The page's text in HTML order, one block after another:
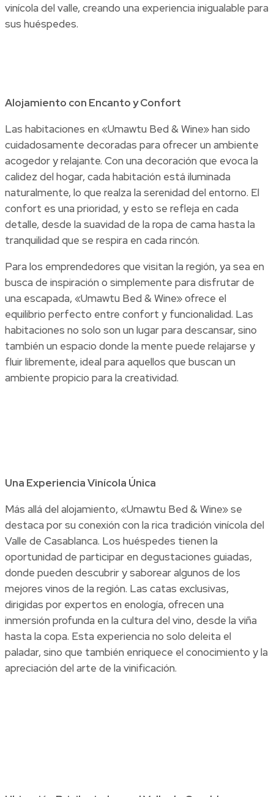
vinícola del valle, creando una experiencia inigualable para
sus huéspedes.
Alojamiento con Encanto y Confort
Las habitaciones en «Umawtu Bed & Wine» han sido
cuidadosamente decoradas para ofrecer un ambiente
acogedor y relajante. Con una decoración que evoca la
calidez del hogar, cada habitación está iluminada
naturalmente, lo que realza la serenidad del entorno. El
confort es una prioridad, y esto se refleja en cada
detalle, desde la suavidad de la ropa de cama hasta la
tranquilidad que se respira en cada rincón.
Para los emprendedores que visitan la región, ya sea en
busca de inspiración o simplemente para disfrutar de
una escapada, «Umawtu Bed & Wine» ofrece el
equilibrio perfecto entre confort y funcionalidad. Las
habitaciones no solo son un lugar para descansar, sino
también un espacio donde la mente puede relajarse y
fluir libremente, ideal para aquellos que buscan un
ambiente propicio para la creatividad.
Una Experiencia Vinícola Única
Más allá del alojamiento, «Umawtu Bed & Wine» se
destaca por su conexión con la rica tradición vinícola del
Valle de Casablanca. Los huéspedes tienen la
oportunidad de participar en degustaciones guiadas,
donde pueden descubrir y saborear algunos de los
mejores vinos de la región. Las catas exclusivas,
dirigidas por expertos en enología, ofrecen una
inmersión profunda en la cultura del vino, desde la viña
hasta la copa. Esta experiencia no solo deleita el
paladar, sino que también enriquece el conocimiento y la
apreciación del arte de la vinificación.